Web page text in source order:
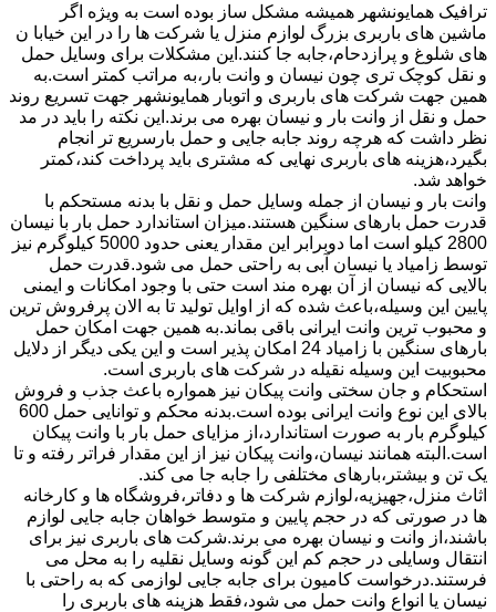
ترافیک همایونشهر همیشه مشکل ساز بوده است به ویژه اگر
ماشین های باربری بزرگ لوازم منزل یا شرکت ها را در این خیابا ن
های شلوغ و پرازدحام،جابه جا کنند.این مشکلات برای وسایل حمل
و نقل کوچک تری چون نیسان و وانت بار،به مراتب کمتر است.به
همین جهت شرکت های باربری و اتوبار همایونشهر جهت تسریع روند
حمل و نقل از وانت بار و نیسان بهره می برند.این نکته را باید در مد
نظر داشت که هرچه روند جابه جایی و حمل بارسریع تر انجام
بگیرد،هزینه های باربری نهایی که مشتری باید پرداخت کند،کمتر
خواهد شد.
وانت بار و نیسان از جمله وسایل حمل و نقل با بدنه مستحکم با
قدرت حمل بارهای سنگین هستند.میزان استاندارد حمل بار با نیسان
2800 کیلو است اما دوبرابر این مقدار یعنی حدود 5000 کیلوگرم نیز
توسط زامیاد یا نیسان آبی به راحتی حمل می شود.قدرت حمل
بالایی که نیسان از آن بهره مند است حتی با وجود امکانات و ایمنی
پایین این وسیله،باعث شده که از اوایل تولید تا به الان پرفروش ترین
و محبوب ترین وانت ایرانی باقی بماند.به همین جهت امکان حمل
بارهای سنگین با زامیاد 24 امکان پذیر است و این یکی دیگر از دلایل
محبوبیت این وسیله نقیله در شرکت های باربری است.
استحکام و جان سختی وانت پیکان نیز همواره باعث جذب و فروش
بالای این نوع وانت ایرانی بوده است.بدنه محکم و توانایی حمل 600
کیلوگرم بار به صورت استاندارد،از مزایای حمل بار با وانت پیکان
است.البته همانند نیسان،وانت پیکان نیز از این مقدار فراتر رفته و تا
یک تن و بیشتر،بارهای مختلفی را جابه جا می کند.
اثاث منزل،جهیزیه،لوازم شرکت ها و دفاتر،فروشگاه ها و کارخانه
ها در صورتی که در حجم پایین و متوسط خواهان جابه جایی لوازم
باشند،از وانت و نیسان بهره می برند.شرکت های باربری نیز برای
انتقال وسایلی در حجم کم این گونه وسایل نقلیه را به محل می
فرستند.درخواست کامیون برای جابه جایی لوازمی که به راحتی با
نیسان یا انواع وانت حمل می شود،فقط هزینه های باربری را